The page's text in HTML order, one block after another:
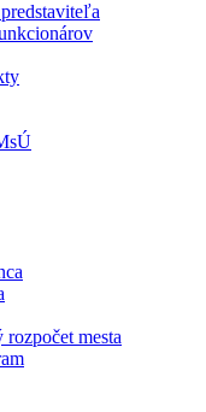
mesta